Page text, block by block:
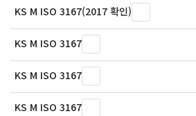
KS M ISO 3167(2017 확인)
KS M ISO 3167
KS M ISO 3167
KS M ISO 3167